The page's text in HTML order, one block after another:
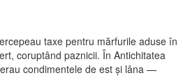
taxe pentru mărfurile aduse în
coruptând paznicii. În Antichitatea
condimentele de est și lâna —